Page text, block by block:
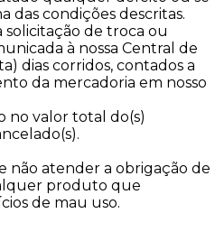
das condições descritas.
solicitação de troca ou
à nossa Central de
dias corridos, contados a
da mercadoria em nosso
no valor total do(s)
não atender a obrigação de
produto que
de mau uso.